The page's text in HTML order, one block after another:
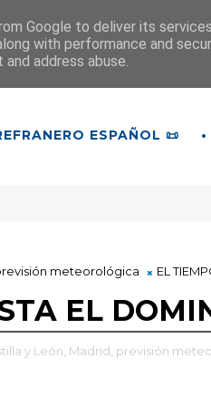
ESPAÑOL 📜
meteorológica EL
EL
y León, Madrid, previsión
Google to deliver its
with performance and
address abuse.